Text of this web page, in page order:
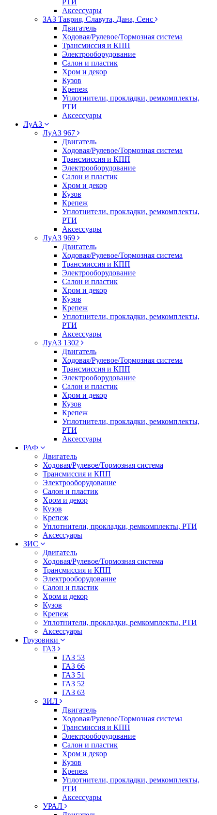
РТИ
Аксессуары
ЗАЗ Таврия, Славута, Дана, Сенс
Двигатель
Ходовая/Рулевое/Тормозная система
Трансмиссия и КПП
Электрооборудование
Салон и пластик
Хром и декор
Кузов
Крепеж
Уплотнители, прокладки, ремкомплекты,
РТИ
Аксессуары
ЛуАЗ
ЛуАЗ 967
Двигатель
Ходовая/Рулевое/Тормозная система
Трансмиссия и КПП
Электрооборудование
Салон и пластик
Хром и декор
Кузов
Крепеж
Уплотнители, прокладки, ремкомплекты,
РТИ
Аксессуары
ЛуАЗ 969
Двигатель
Ходовая/Рулевое/Тормозная система
Трансмиссия и КПП
Электрооборудование
Салон и пластик
Хром и декор
Кузов
Крепеж
Уплотнители, прокладки, ремкомплекты,
РТИ
Аксессуары
ЛуАЗ 1302
Двигатель
Ходовая/Рулевое/Тормозная система
Трансмиссия и КПП
Электрооборудование
Салон и пластик
Хром и декор
Кузов
Крепеж
Уплотнители, прокладки, ремкомплекты,
РТИ
Аксессуары
РАФ
Двигатель
Ходовая/Рулевое/Тормозная система
Трансмиссия и КПП
Электрооборудование
Салон и пластик
Хром и декор
Кузов
Крепеж
Уплотнители, прокладки, ремкомплекты, РТИ
Аксессуары
ЗИС
Двигатель
Ходовая/Рулевое/Тормозная система
Трансмиссия и КПП
Электрооборудование
Салон и пластик
Хром и декор
Кузов
Крепеж
Уплотнители, прокладки, ремкомплекты, РТИ
Аксессуары
Грузовики
ГАЗ
ГАЗ 53
ГАЗ 66
ГАЗ 51
ГАЗ 52
ГАЗ 63
ЗИЛ
Двигатель
Ходовая/Рулевое/Тормозная система
Трансмиссия и КПП
Электрооборудование
Салон и пластик
Хром и декор
Кузов
Крепеж
Уплотнители, прокладки, ремкомплекты,
РТИ
Аксессуары
УРАЛ